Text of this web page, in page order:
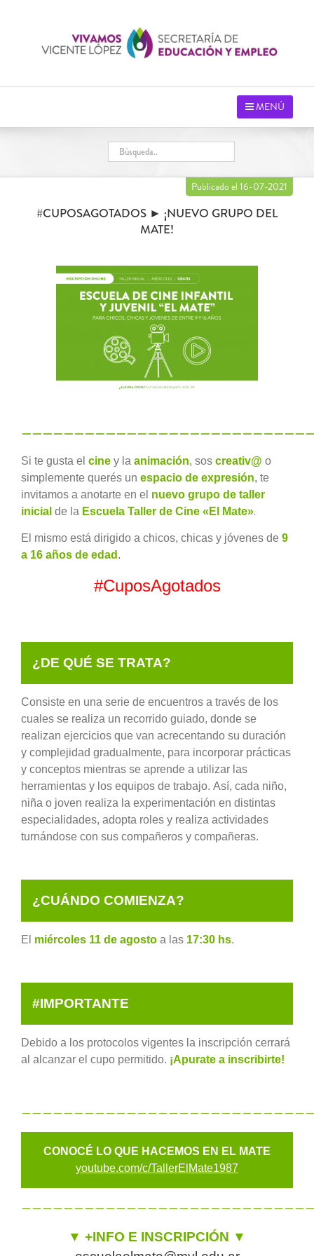
MENÚ
Publicado el 16-07-2021
#CUPOSAGOTADOS ► ¡NUEVO GRUPO DEL
MATE!
Si te gusta el cine y la animación, sos creativ@ o
simplemente querés un espacio de expresión, te
invitamos a anotarte en el nuevo grupo de taller
inicial de la Escuela Taller de Cine «El Mate».
El mismo está dirigido a chicos, chicas y jóvenes de 9
a 16 años de edad .
#CuposAgotados
¿DE QUÉ SE TRATA?
Consiste en una serie de encuentros a través de los
cuales se realiza un recorrido guiado, donde se
realizan ejercicios que van acrecentando su duración
y complejidad gradualmente, para incorporar prácticas
y conceptos mientras se aprende a utilizar las
herramientas y los equipos de trabajo. Así, cada niño,
niña o joven realiza la experimentación en distintas
especialidades, adopta roles y realiza actividades
turnándose con sus compañeros y compañeras.
¿CUÁNDO COMIENZA?
El miércoles 11 de agosto a las 17:30 hs.
#IMPORTANTE
Debido a los protocolos vigentes la inscripción cerrará
al alcanzar el cupo permitido. ¡Apurate a inscribirte!
CONOCÉ LO QUE HACEMOS EN EL MATE
youtube.com/c/TallerElMate1987
▼ +INFO E INSCRIPCIÓN ▼